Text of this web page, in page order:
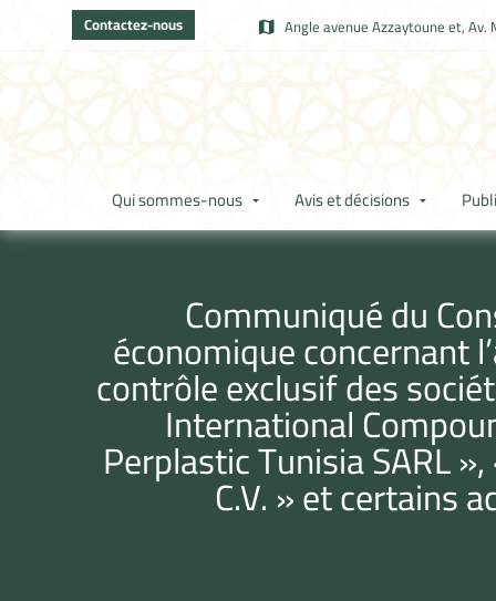
Contactez-nous Angle avenue Azzaytoune et, Av.
Qui sommes-nous Avis et décisions
Communiqué du
économique concernant
contrôle exclusif des
International
Perplastic Tunisia SARL
C.V. » et certains